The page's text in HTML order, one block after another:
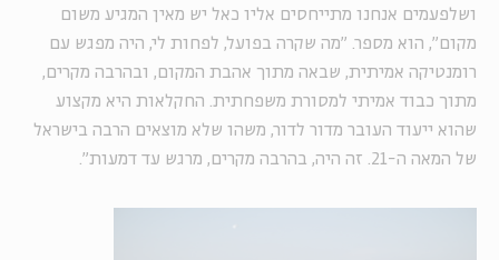
ושלפעמים אנחנו מתייחסים אליו כאל יש מאין המגיע משום
מקום", הוא מספר. "מה שקרה בפועל, לפחות לי, היה מפגש עם
רומנטיקה אמיתית, שבאה מתוך אהבת המקום, ובהרבה מקרים,
מתוך כבוד אמיתי למסורת משפחתית. החקלאות היא מקצוע
שהוא ייעוד העובר מדור לדור, משהו שלא מוצאים הרבה בישראל
של המאה ה-21. זה היה, בהרבה מקרים, מרגש עד דמעות".